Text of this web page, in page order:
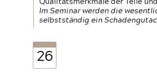
Qualitätsmerkmale der Teile
Im Seminar werden die
selbstständig ein
26